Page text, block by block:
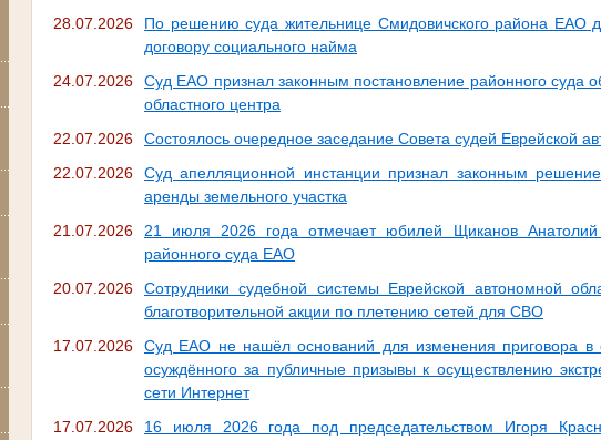
28.07.2026
По решению суда жительнице Смидовичского района ЕАО
договору социального найма
24.07.2026
Суд ЕАО признал законным постановление районного суда
областного центра
22.07.2026
Состоялось очередное заседание Совета судей Еврейской
22.07.2026
Суд апелляционной инстанции признал законным
аренды земельного участка
21.07.2026
21 июля 2026 года отмечает юбилей Щиканов Анатолий
районного суда ЕАО
20.07.2026
Сотрудники судебной системы Еврейской автономной
благотворительной акции по плетению сетей для СВО
17.07.2026
Суд ЕАО не нашёл оснований для изменения приговора в
осуждённого за публичные призывы к осуществлению
сети Интернет
17.07.2026
16 июля 2026 года под председательством Игоря